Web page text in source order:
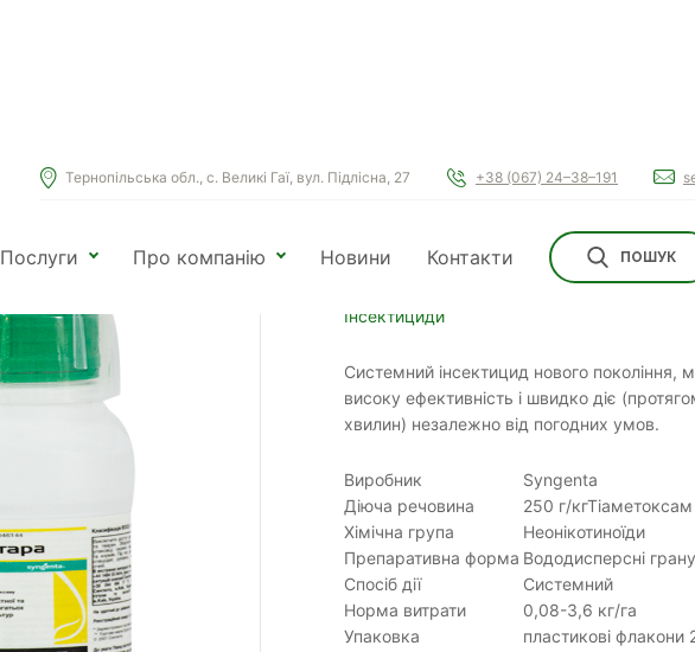
Послуги Про компанію Новини Контакти ПОШУК
Тернопільська обл., с. Великі Гаї, вул. Підлісна, 27 +38 (067) 24–38–191
Актара
Інсектициди
Системний інсектицид нового покоління,
високу ефективність і швидко діє
хвилин) незалежно від погодних умов.
Виробник
Syngenta
Діюча речовина
250 г/кгТіаметоксам
Хімічна група
Неонікотиноїди
Препаративна форма Вододисперсні
Спосіб дії
Системний
Норма витрати
0,08-3,6 кг/га
Упаковка
пластикові флакони